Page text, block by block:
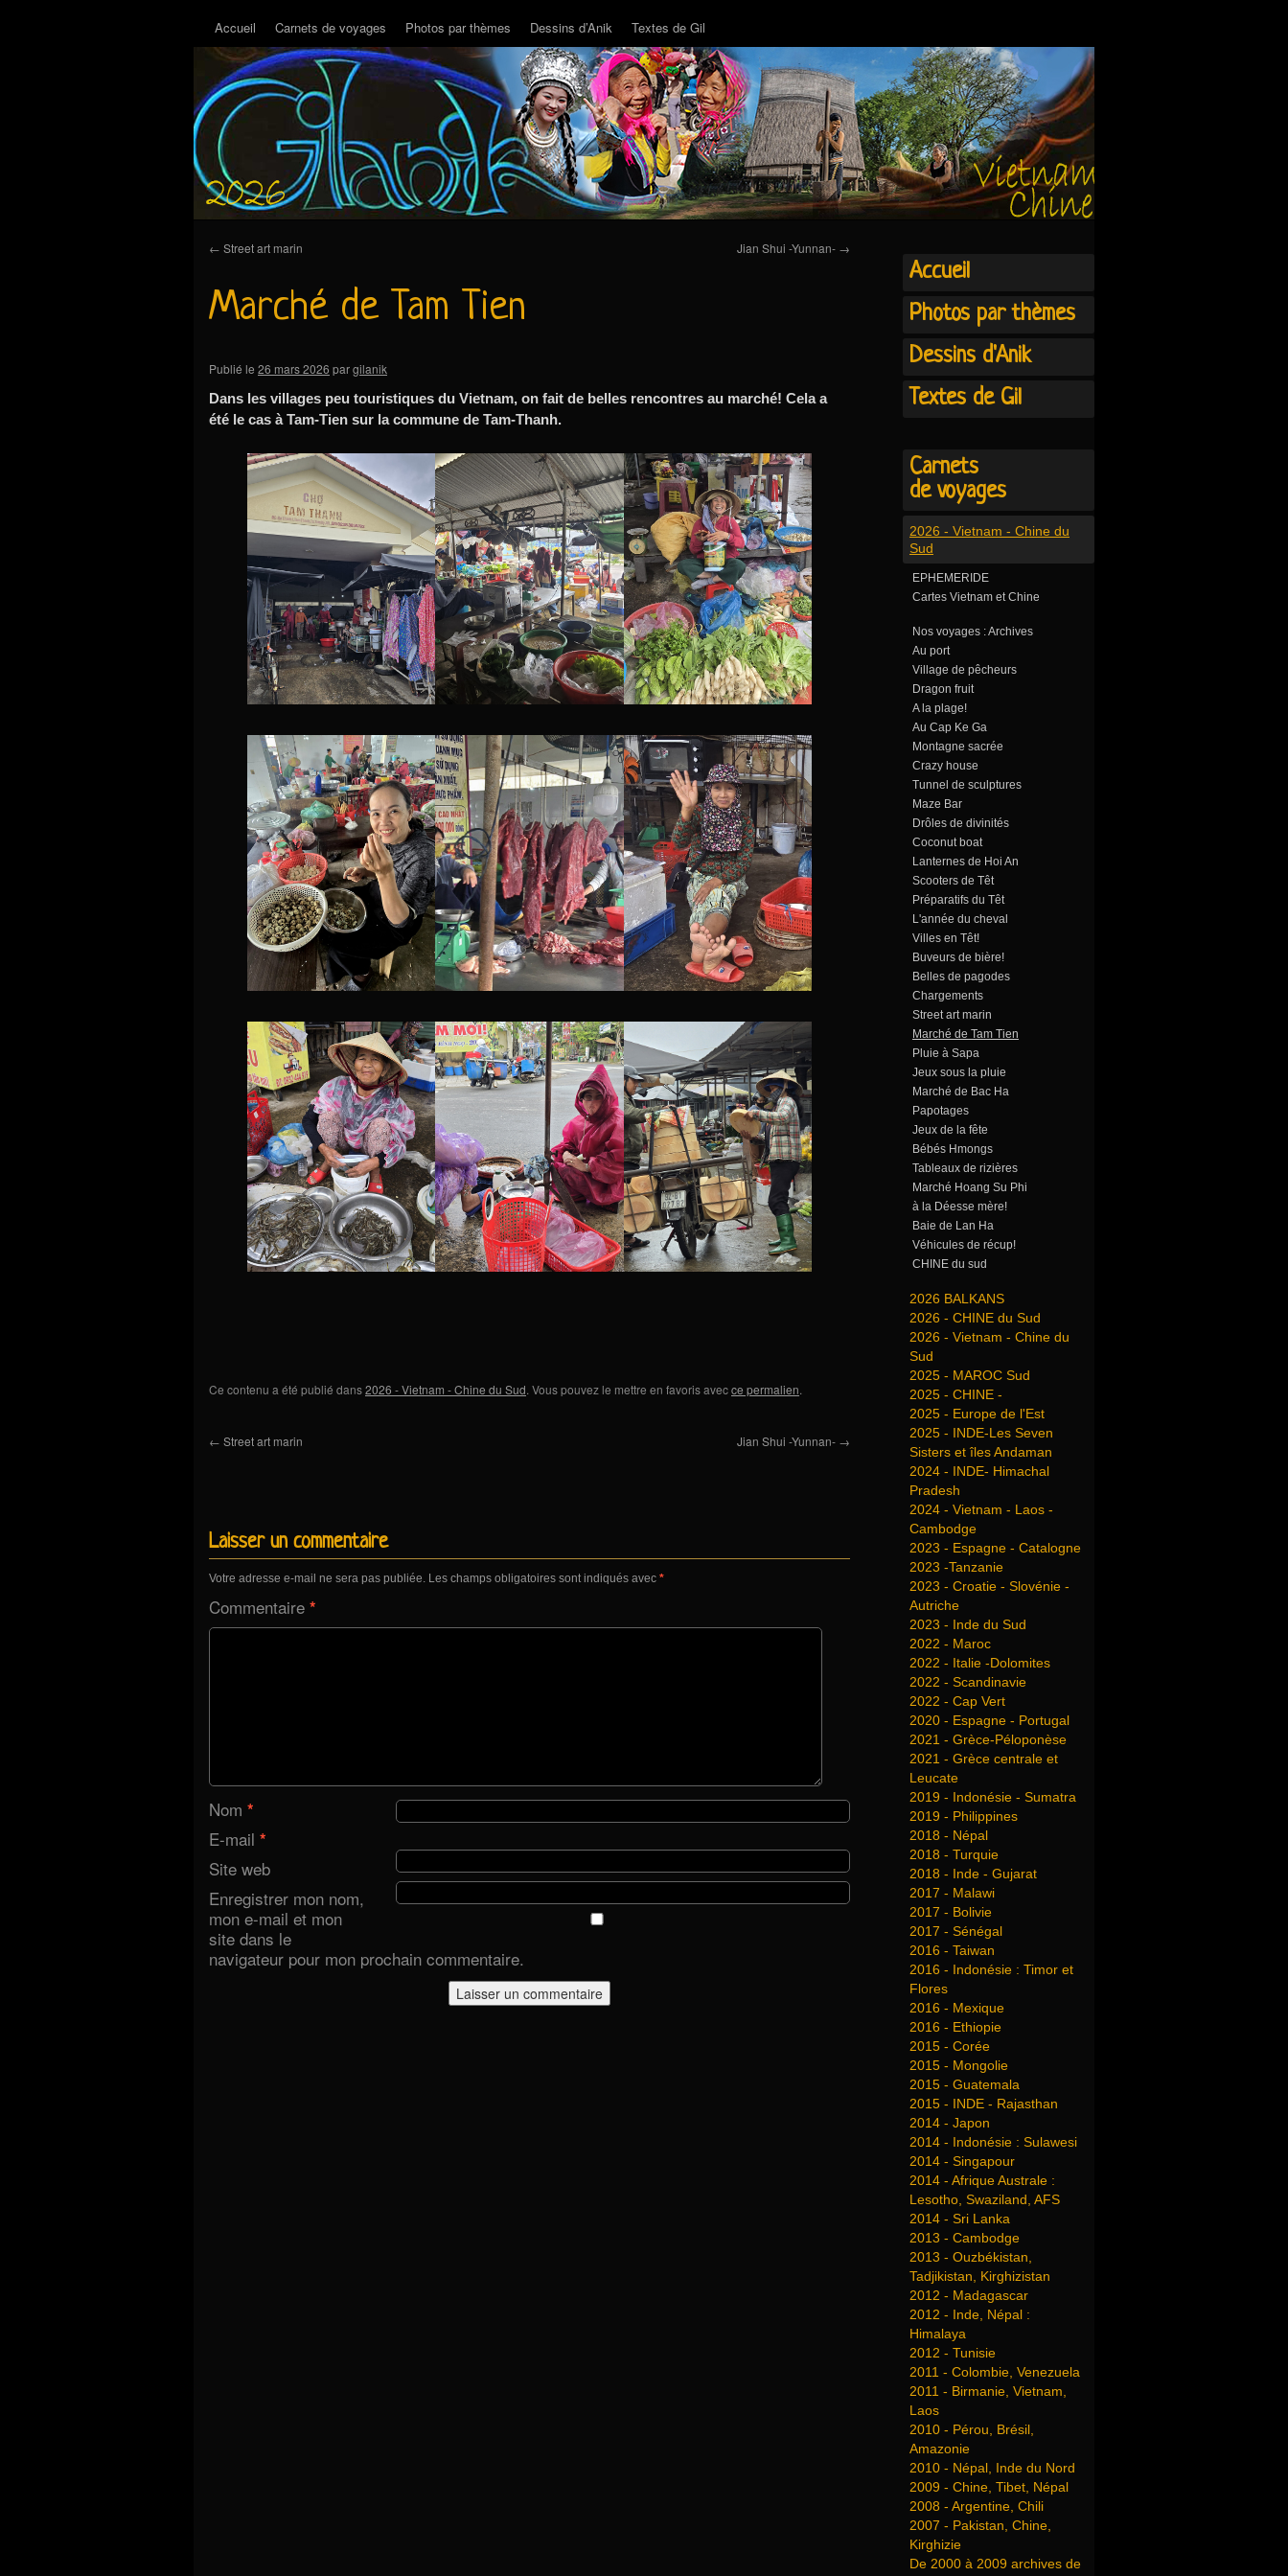
Accueil Carnets de voyages Photos par thèmes Dessins d’Anik Textes de Gil
← Street art marin Jian Shui -Yunnan- →
Marché de Tam Tien
Publié le 26 mars 2026 pargilanik
Dans les villages peu touristiques du Vietnam, on fait de belles rencontres au marché! Cela a
été le cas à Tam-Tien sur la commune de Tam-Thanh.
Ce contenu a été publié dans2026 - Vietnam - Chine du Sud. Vous pouvez le mettre en favoris avecce permalien.
← Street art marin Jian Shui -Yunnan- →
Laisser un commentaire
Votre adresse e-mail ne sera pas publiée. Les champs obligatoires sont indiqués avec *
Commentaire *
Nom *
E-mail *
Site web
Enregistrer mon nom,
mon e-mail et mon
site dans le
navigateur pour mon prochain commentaire.
Accueil
Photos par thèmes
Dessins d'Anik
Textes de Gil
Carnets
de voyages
2026 - Vietnam - Chine du
Sud
EPHEMERIDE
Cartes Vietnam et Chine
Nos voyages : Archives
Au port
Village de pêcheurs
Dragon fruit
A la plage!
Au Cap Ke Ga
Montagne sacrée
Crazy house
Tunnel de sculptures
Maze Bar
Drôles de divinités
Coconut boat
Lanternes de Hoi An
Scooters de Têt
Préparatifs du Têt
L'année du cheval
Villes en Têt!
Buveurs de bière!
Belles de pagodes
Chargements
Street art marin
Marché de Tam Tien
Pluie à Sapa
Jeux sous la pluie
Marché de Bac Ha
Papotages
Jeux de la fête
Bébés Hmongs
Tableaux de rizières
Marché Hoang Su Phi
à la Déesse mère!
Baie de Lan Ha
Véhicules de récup!
CHINE du sud
2026 BALKANS
2026 - CHINE du Sud
2026 - Vietnam - Chine du
Sud
2025 - MAROC Sud
2025 - CHINE -
2025 - Europe de l'Est
2025 - INDE-Les Seven
Sisters et îles Andaman
2024 - INDE- Himachal
Pradesh
2024 - Vietnam - Laos -
Cambodge
2023 - Espagne - Catalogne
2023 -Tanzanie
2023 - Croatie - Slovénie -
Autriche
2023 - Inde du Sud
2022 - Maroc
2022 - Italie -Dolomites
2022 - Scandinavie
2022 - Cap Vert
2020 - Espagne - Portugal
2021 - Grèce-Péloponèse
2021 - Grèce centrale et
Leucate
2019 - Indonésie - Sumatra
2019 - Philippines
2018 - Népal
2018 - Turquie
2018 - Inde - Gujarat
2017 - Malawi
2017 - Bolivie
2017 - Sénégal
2016 - Taiwan
2016 - Indonésie : Timor et
Flores
2016 - Mexique
2016 - Ethiopie
2015 - Corée
2015 - Mongolie
2015 - Guatemala
2015 - INDE - Rajasthan
2014 - Japon
2014 - Indonésie : Sulawesi
2014 - Singapour
2014 - Afrique Australe :
Lesotho, Swaziland, AFS
2014 - Sri Lanka
2013 - Cambodge
2013 - Ouzbékistan,
Tadjikistan, Kirghizistan
2012 - Madagascar
2012 - Inde, Népal :
Himalaya
2012 - Tunisie
2011 - Colombie, Venezuela
2011 - Birmanie, Vietnam,
Laos
2010 - Pérou, Brésil,
Amazonie
2010 - Népal, Inde du Nord
2009 - Chine, Tibet, Népal
2008 - Argentine, Chili
2007 - Pakistan, Chine,
Kirghizie
De 2000 à 2009 archives de